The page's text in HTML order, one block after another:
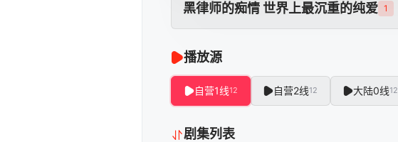
黑律师的痴情 世界上最沉重的纯爱 1
播放源
自营1线12 自营2线12 大陆0线12
剧集列表